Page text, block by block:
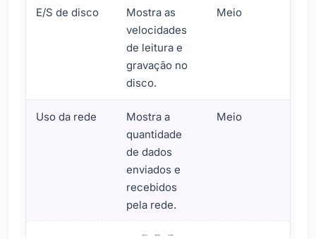
E/S de disco
Mostra as
velocidades
de leitura e
gravação no
disco.
Meio
Uso da rede
Mostra a
quantidade
de dados
enviados e
recebidos
pela rede.
Meio